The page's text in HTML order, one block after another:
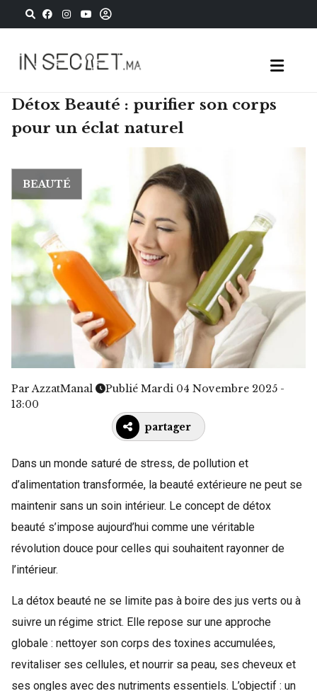
Détox Beauté : purifier son corps
pour un éclat naturel
BEAUTÉ
ParAzzatManal
Publié Mardi 04 Novembre 2025 -
13:00
partager
Dans un monde saturé de stress, de pollution et
d’alimentation transformée, la beauté extérieure ne peut se
maintenir sans un soin intérieur. Le concept de détox
beauté s’impose aujourd’hui comme une véritable
révolution douce pour celles qui souhaitent rayonner de
l’intérieur.
La détox beauté ne se limite pas à boire des jus verts ou à
suivre un régime strict. Elle repose sur une approche
globale : nettoyer son corps des toxines accumulées,
revitaliser ses cellules, et nourrir sa peau, ses cheveux et
ses ongles avec des nutriments essentiels. L’objectif : un